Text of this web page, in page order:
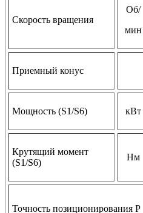
Скорость вращения
Об/
мин
Приемный конус
Мощность (S1/S6) кВт
Крутящий момент
(S1/S6)
Нм
Точность позиционирования Р